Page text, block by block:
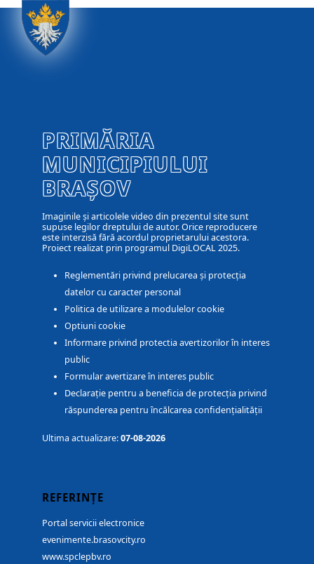
PRIMĂRIA
MUNICIPIULUI
BRAȘOV
Imaginile și articolele video din prezentul site sunt
supuse legilor dreptului de autor. Orice reproducere
este interzisă fără acordul proprietarului acestora.
Proiect realizat prin programul DigiLOCAL 2025.
Reglementări privind prelucarea și protecția
datelor cu caracter personal
Politica de utilizare a modulelor cookie
Optiuni cookie
Informare privind protectia avertizorilor în interes
public
Formular avertizare în interes public
Declarație pentru a beneficia de protecția privind
răspunderea pentru încălcarea confidențialității
Ultima actualizare:07-08-2026
REFERINȚE
Portal servicii electronice
evenimente.brasovcity.ro
www.spclepbv.ro